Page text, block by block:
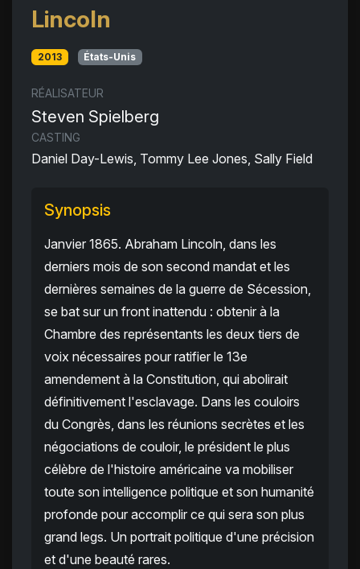
Lincoln
2013 États-Unis
RÉALISATEUR
Steven Spielberg
CASTING
Daniel Day-Lewis, Tommy Lee Jones, Sally Field
Synopsis
Janvier 1865. Abraham Lincoln, dans les
derniers mois de son second mandat et les
dernières semaines de la guerre de Sécession,
se bat sur un front inattendu : obtenir à la
Chambre des représentants les deux tiers de
voix nécessaires pour ratifier le 13e
amendement à la Constitution, qui abolirait
définitivement l'esclavage. Dans les couloirs
du Congrès, dans les réunions secrètes et les
négociations de couloir, le président le plus
célèbre de l'histoire américaine va mobiliser
toute son intelligence politique et son humanité
profonde pour accomplir ce qui sera son plus
grand legs. Un portrait politique d'une précision
et d'une beauté rares.